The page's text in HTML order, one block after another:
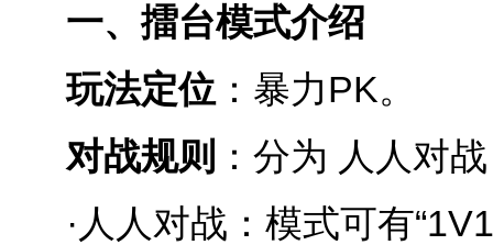
一、擂台模式介绍
玩法定位 ：暴力PK。
对战规则 ：分为 人人对
·人人对战：模式可有